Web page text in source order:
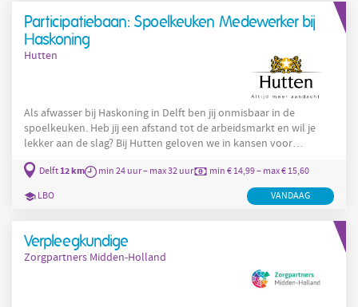
Participatiebaan: Spoelkeuken Medewerker bij
Haskoning
Hutten
Als afwasser bij Haskoning in Delft ben jij onmisbaar in de
spoelkeuken. Heb jij een afstand tot de arbeidsmarkt en wil je
lekker aan de slag? Bij Hutten geloven we in kansen voor
iedereen! De functie Je zorgt ervoor dat al het serviesgoed,
bestek en de keukenmaterialen weer schoon worden en op de
juiste plek komen te staan; Je zorgt voor een nette en
hygiënische werkomgeving; Jouw werktijden zijn tussen 10.00 en
Delft12 km min 24 uur – max 32 uur min € 14,99 – max € 15,60
LBO VANDAAG
Verpleegkundige
Zorgpartners Midden-Holland